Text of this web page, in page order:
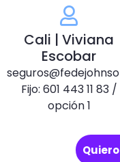
Cali | Viviana
Escobar
Fijo: 601 443 11 83 /
opción 1